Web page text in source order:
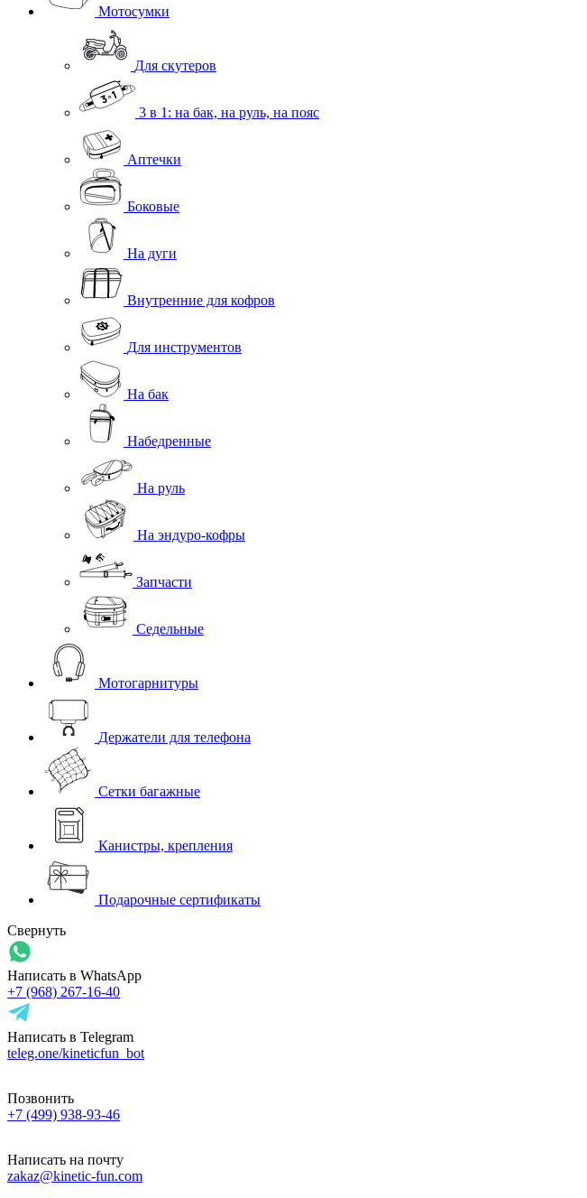
Мотосумки
Для скутеров
3 в 1: на бак, на руль, на пояс
Аптечки
Боковые
На дуги
Внутренние для кофров
Для инструментов
На бак
Набедренные
На руль
На эндуро-кофры
Запчасти
Седельные
Мотогарнитуры
Держатели для телефона
Сетки багажные
Канистры, крепления
Подарочные сертификаты
Свернуть
Написать в WhatsApp
+7 (968) 267-16-40
Написать в Telegram
teleg.one/kineticfun_bot
Позвонить
+7 (499) 938-93-46
Написать на почту
zakaz@kinetic-fun.com